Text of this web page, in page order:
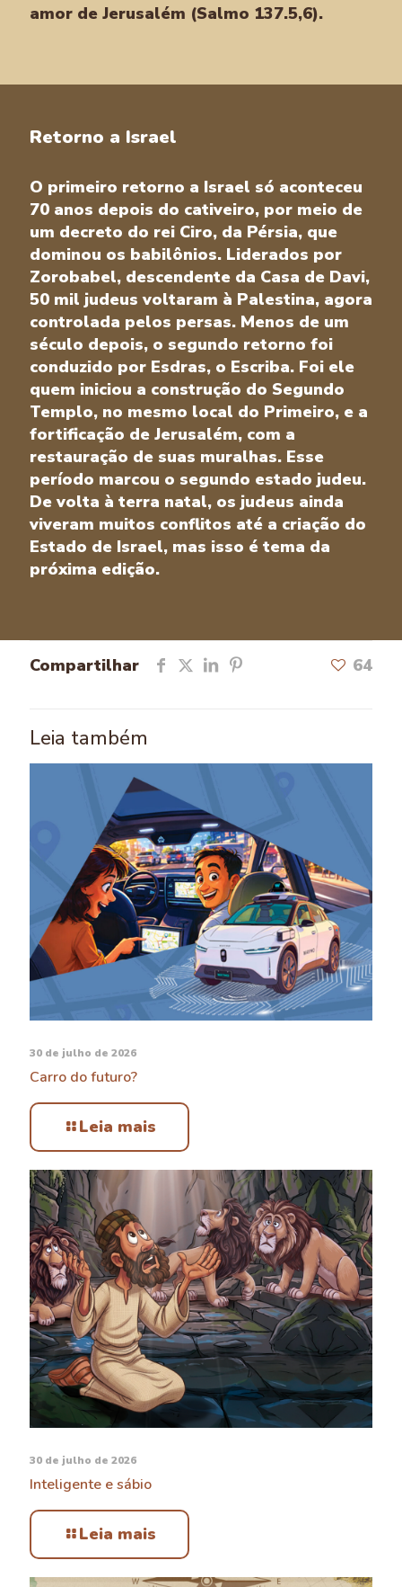
amor de Jerusalém (Salmo 137.5,6).
Retorno a Israel
O primeiro retorno a Israel só aconteceu
70 anos depois do cativeiro, por meio de
um decreto do rei Ciro, da Pérsia, que
dominou os babilônios. Liderados por
Zorobabel, descendente da Casa de Davi,
50 mil judeus voltaram à Palestina, agora
controlada pelos persas. Menos de um
século depois, o segundo retorno foi
conduzido por Esdras, o Escriba. Foi ele
quem iniciou a construção do Segundo
Templo, no mesmo local do Primeiro, e a
fortificação de Jerusalém, com a
restauração de suas muralhas. Esse
período marcou o segundo estado judeu.
De volta à terra natal, os judeus ainda
viveram muitos conflitos até a criação do
Estado de Israel, mas isso é tema da
próxima edição.
Compartilhar 64
Leia também
30 de julho de 2026
Carro do futuro?
Leia mais
30 de julho de 2026
Inteligente e sábio
Leia mais